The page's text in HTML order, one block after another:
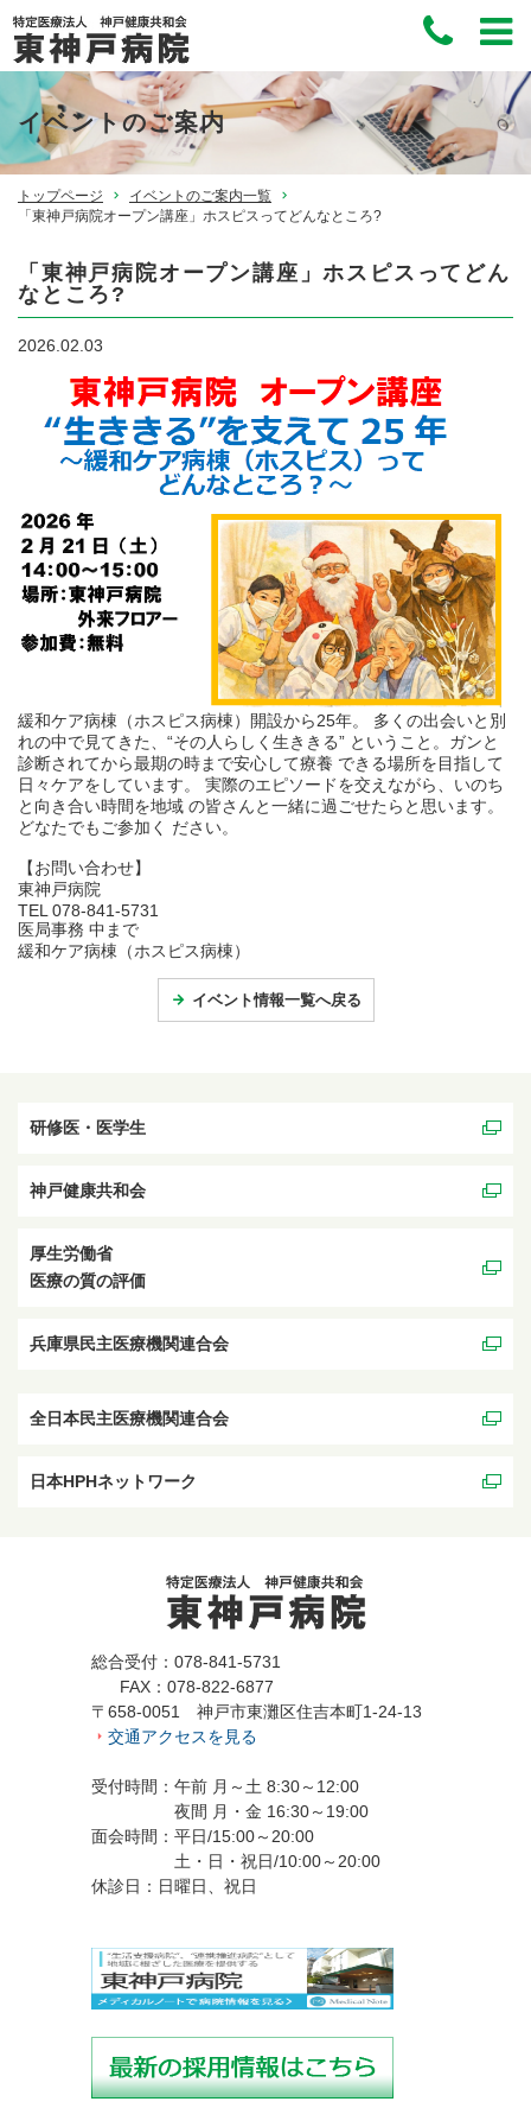
イベントのご案内
トップページ
イベントのご案内一覧
「東神戸病院オープン講座」ホスピスってどんなところ?
「東神戸病院オープン講座」ホスピスってどん
なところ?
2026.02.03
緩和ケア病棟（ホスピス病棟）開設から25年。 多くの出会いと別
れの中で見てきた、“その人らしく生ききる” ということ。ガンと
診断されてから最期の時まで安心して療養 できる場所を目指して
日々ケアをしています。 実際のエピソードを交えながら、いのち
と向き合い時間を地域 の皆さんと一緒に過ごせたらと思います。
どなたでもご参加く ださい。
【お問い合わせ】
東神戸病院
TEL 078-841-5731
医局事務 中まで
緩和ケア病棟（ホスピス病棟）
イベント情報一覧へ戻る
研修医・医学生
神戸健康共和会
厚生労働省
医療の質の評価
兵庫県民主医療機関連合会
全日本民主医療機関連合会
日本HPHネットワーク
総合受付：078-841-5731
FAX：078-822-6877
〒658-0051 神戸市東灘区住吉本町1-24-13
交通アクセスを見る
受付時間：午前 月～土 8:30～12:00
夜間 月・金 16:30～19:00
面会時間：平日/15:00～20:00
土・日・祝日/10:00～20:00
休診日：日曜日、祝日